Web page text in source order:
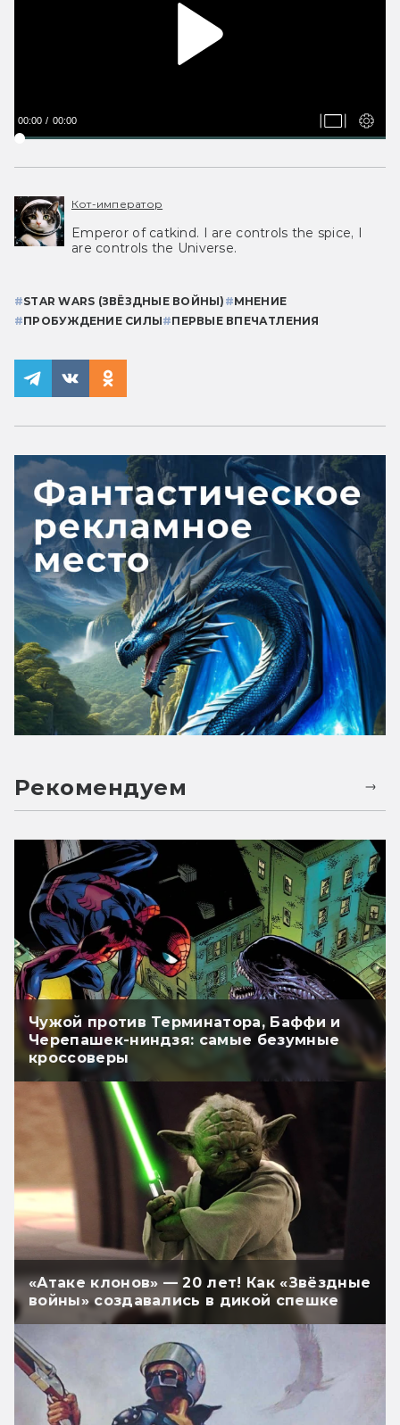
00:00 00:00
Кот-император
Emperor of catkind. I are controls the spice, I
are controls the Universe.
#STAR WARS (ЗВЁЗДНЫЕ ВОЙНЫ) #МНЕНИЕ
#ПРОБУЖДЕНИЕ СИЛЫ#ПЕРВЫЕ ВПЕЧАТЛЕНИЯ
Рекомендуем
Чужой против Терминатора, Баффи и
Черепашек-ниндзя: самые безумные
кроссоверы
«Атаке клонов» — 20 лет! Как «Звёздные
войны» создавались в дикой спешке